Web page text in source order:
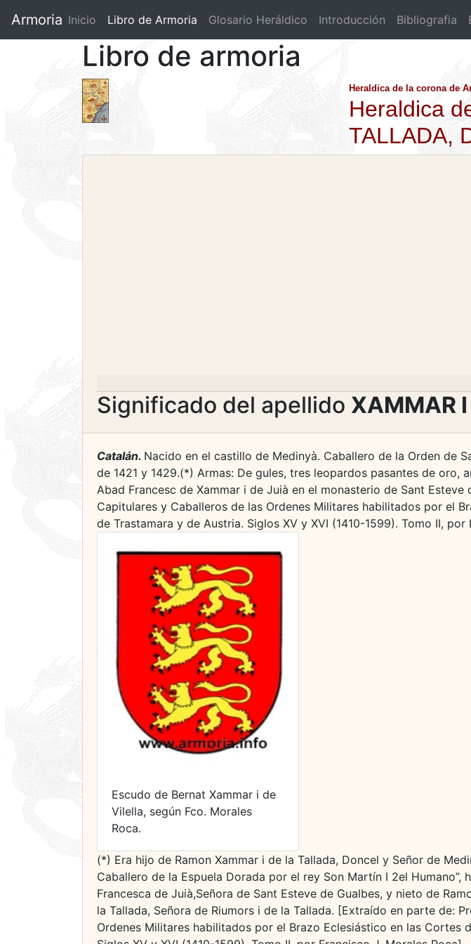
Armoria Inicio Libro de Armoria (current)
Glosario Heráldico Introducción Bibliografia
Libro de armoria
Heraldica de la corona de
Heraldica
TALLADA,
Significado del apellido XAMMAR
Catalán. Nacido en el castillo de Medinyà. Caballero de la Orden de
de 1421 y 1429.(*) Armas: De gules, tres leopardos pasantes de
Abad Francesc de Xammar i de Juià en el monasterio de Sant
Capitulares y Caballeros de las Ordenes Militares habilitados por el
de Trastamara y de Austria. Siglos XV y XVI (1410-1599). Tomo II, por
Escudo de Bernat Xammar i de
Vilella, según Fco. Morales
Roca.
(*) Era hijo de Ramon Xammar i de la Tallada, Doncel y Señor de
Caballero de la Espuela Dorada por el rey Son Martín I 2el
Francesca de Juià,Señora de Sant Esteve de Gualbes, y nieto de
la Tallada, Señora de Riumors i de la Tallada. [Extraído en parte de:
Ordenes Militares habilitados por el Brazo Eclesiástico en las Cortes